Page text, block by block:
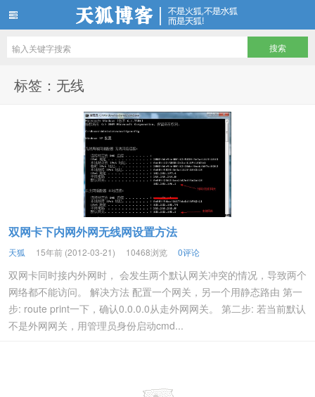
标签：无线
双网卡下内网外网无线网设置方法
天狐 15年前 (2012-03-21) 10468浏览 0评论
双网卡同时接内外网时， 会发生两个默认网关冲突的情况，导致两个
网络都不能访问。 解决方法 配置一个网关，另一个用静态路由 第一
步: route print一下，确认0.0.0.0从走外网网关。 第二步: 若当前默认
不是外网网关，用管理员身份启动cmd...